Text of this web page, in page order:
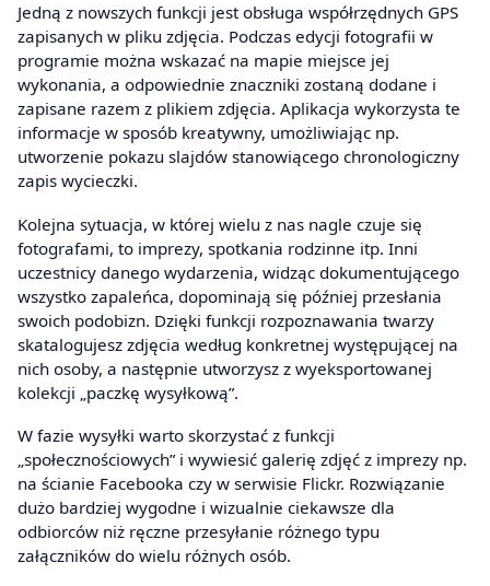
Jedną z nowszych funkcji jest obsługa współrzędnych GPS
zapisanych w pliku zdjęcia. Podczas edycji fotografii w
programie można wskazać na mapie miejsce jej
wykonania, a odpowiednie znaczniki zostaną dodane i
zapisane razem z plikiem zdjęcia. Aplikacja wykorzysta te
informacje w sposób kreatywny, umożliwiając np.
utworzenie pokazu slajdów stanowiącego chronologiczny
zapis wycieczki.
Kolejna sytuacja, w której wielu z nas nagle czuje się
fotografami, to imprezy, spotkania rodzinne itp. Inni
uczestnicy danego wydarzenia, widząc dokumentującego
wszystko zapaleńca, dopominają się później przesłania
swoich podobizn. Dzięki funkcji rozpoznawania twarzy
skatalogujesz zdjęcia według konkretnej występującej na
nich osoby, a następnie utworzysz z wyeksportowanej
kolekcji „paczkę wysyłkową”.
W fazie wysyłki warto skorzystać z funkcji
„społecznościowych” i wywiesić galerię zdjęć z imprezy np.
na ścianie Facebooka czy w serwisie Flickr. Rozwiązanie
dużo bardziej wygodne i wizualnie ciekawsze dla
odbiorców niż ręczne przesyłanie różnego typu
załączników do wielu różnych osób.